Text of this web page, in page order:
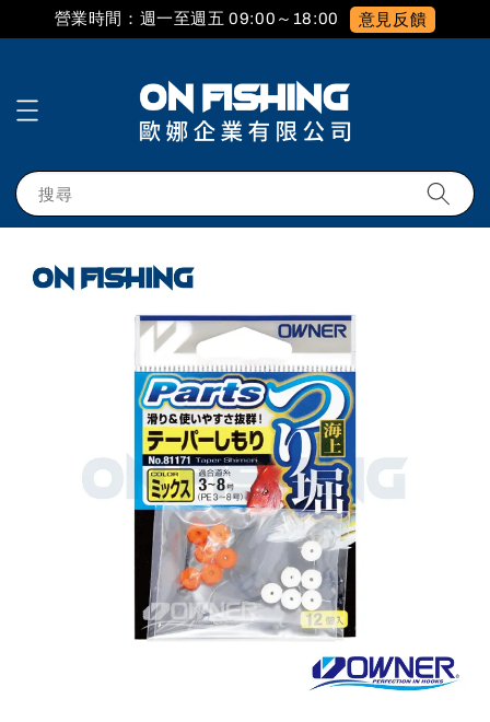
營業時間：週一至週五 09:00～18:00 意見反饋
搜尋